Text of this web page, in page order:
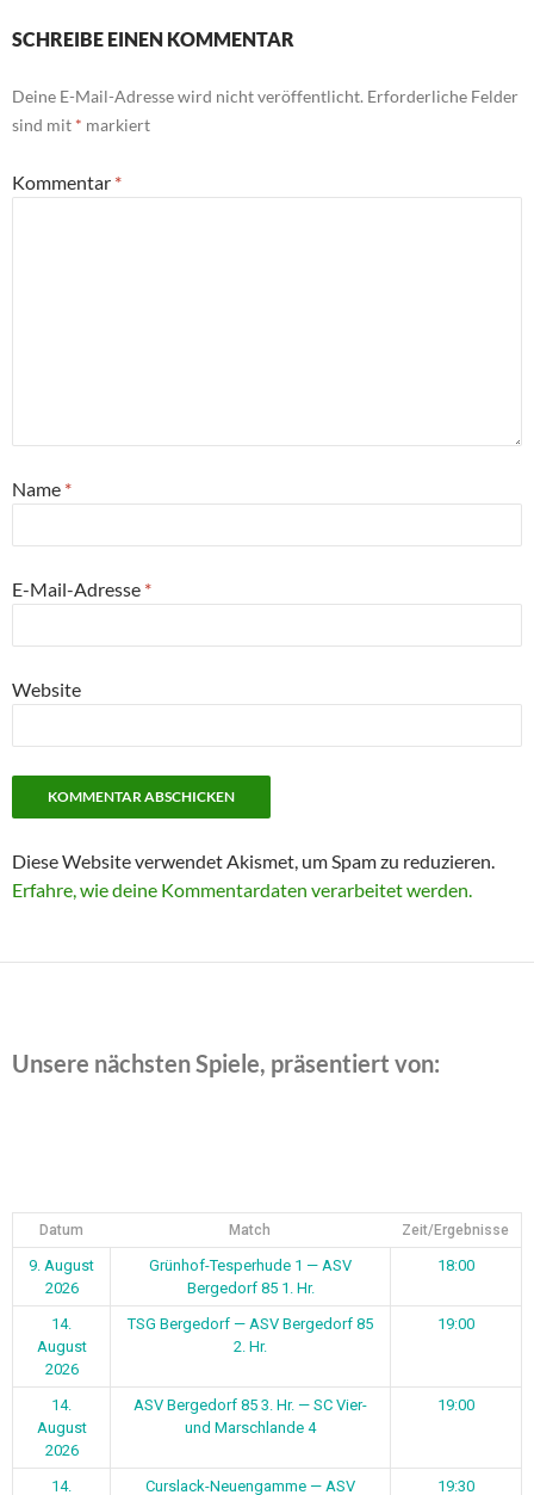
SCHREIBE EINEN KOMMENTAR
Deine E-Mail-Adresse wird nicht veröffentlicht. Erforderliche Felder
sind mit * markiert
Kommentar *
Name *
E-Mail-Adresse *
Website
Diese Website verwendet Akismet, um Spam zu reduzieren.
Erfahre, wie deine Kommentardaten verarbeitet werden.
Unsere nächsten Spiele, präsentiert von:
Datum Match Zeit/Ergebnisse
9. August
2026
Grünhof-Tesperhude 1 — ASV
Bergedorf 85 1. Hr.
18:00
14.
August
2026
TSG Bergedorf — ASV Bergedorf 85
2. Hr.
19:00
14.
August
2026
ASV Bergedorf 85 3. Hr. — SC Vier-
und Marschlande 4
19:00
14. Curslack-Neuengamme — ASV 19:30